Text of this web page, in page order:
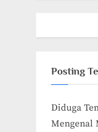
Posting
Diduga
Mengenal